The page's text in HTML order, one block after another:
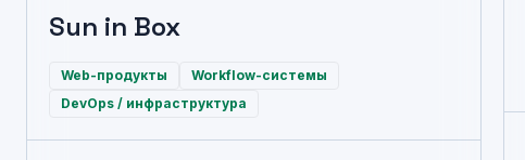
Sun in Box
Web-продукты
Workflow-системы
DevOps / инфраструктура